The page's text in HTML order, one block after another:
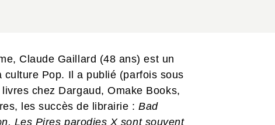
Claude Gaillard (48 ans) est un
Pop. Il a publié (parfois sous
chez Dargaud, Omake Books,
les succès de librairie :Bad
Les Pires parodies X sont souvent